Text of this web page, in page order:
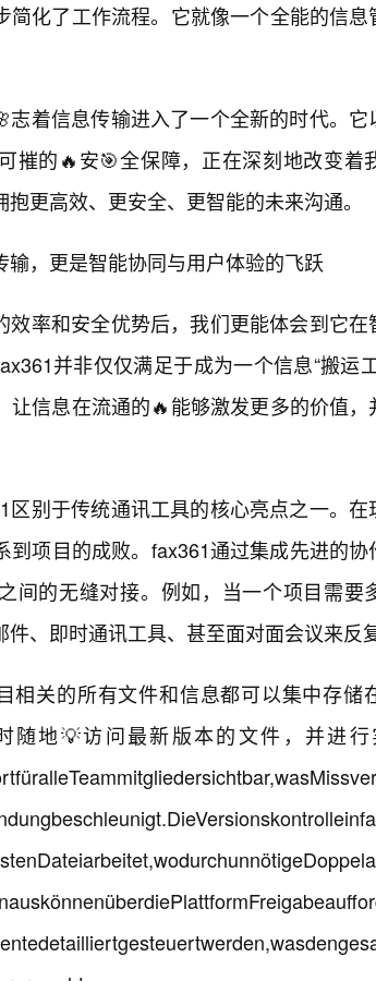
简化了工作流程。它就像一个全能的信
志着信息传输进入了一个全新的时代。
摧的🔥安🎯全保障，正在深刻地改变着
更高效、更安全、更智能的未来沟通。
输，更是智能协同与用户体验的飞跃
效率和安全优势后，我们更能体会到它
并非仅仅满足于成为一个信息“搬运
让信息在流通的🔥能够激发更多的价值
区别于传统通讯工具的核心亮点之一。
到项目的成败。fax361通过集成先进的
间的无缝对接。例如，当一个项目需要
、即时通讯工具、甚至面对面会议来反
相关的所有文件和信息都可以集中存储
随地💡访问最新版本的文件，并进行